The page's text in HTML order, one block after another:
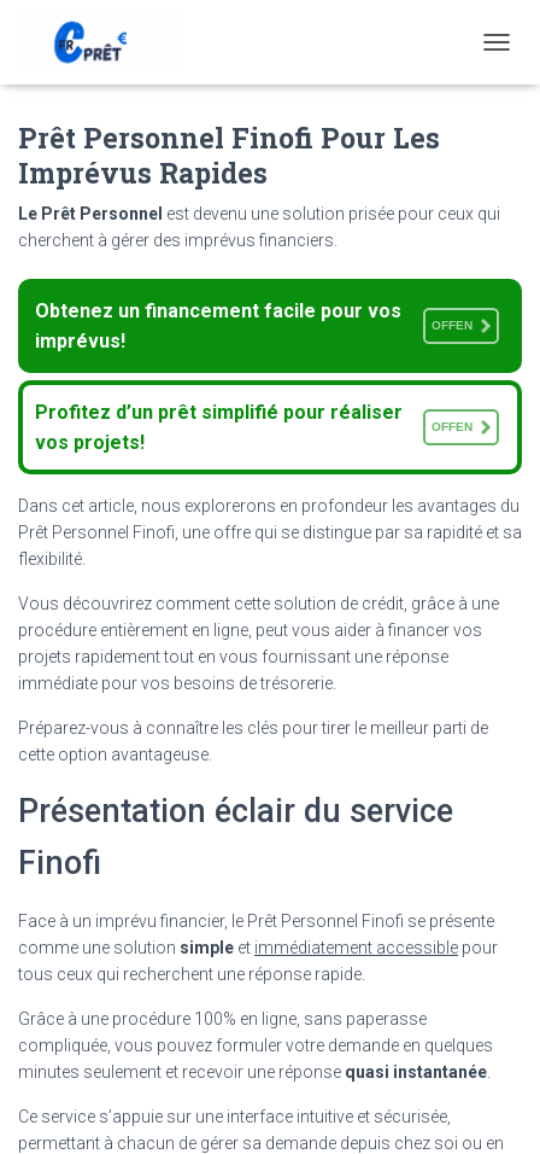
O
A
A
T
O
Prêt Personnel Finofi Pour Les
Imprévus Rapides
Le Prêt Personnel est devenu une solution prisée pour ceux qui
cherchent à gérer des imprévus financiers.
Obtenez un financement facile pour vos
imprévus!
OFFEN
Profitez d’un prêt simplifié pour réaliser
vos projets!
OFFEN
Dans cet article, nous explorerons en profondeur les avantages du
Prêt Personnel Finofi, une offre qui se distingue par sa rapidité et sa
flexibilité.
Vous découvrirez comment cette solution de crédit, grâce à une
procédure entièrement en ligne, peut vous aider à financer vos
projets rapidement tout en vous fournissant une réponse
immédiate pour vos besoins de trésorerie.
Préparez-vous à connaître les clés pour tirer le meilleur parti de
cette option avantageuse.
Présentation éclair du service
Finofi
Face à un imprévu financier, le Prêt Personnel Finofi se présente
comme une solution simple et immédiatement accessible pour
tous ceux qui recherchent une réponse rapide.
Grâce à une procédure 100% en ligne, sans paperasse
compliquée, vous pouvez formuler votre demande en quelques
minutes seulement et recevoir une réponse quasi instantanée
Ce service s’appuie sur une interface intuitive et sécurisée,
permettant à chacun de gérer sa demande depuis chez soi ou en